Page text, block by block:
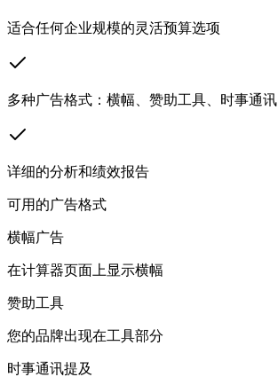
适合任何企业规模的灵活预算选项
多种广告格式：横幅、赞助工具、时事通讯
详细的分析和绩效报告
可用的广告格式
横幅广告
在计算器页面上显示横幅
赞助工具
您的品牌出现在工具部分
时事通讯提及